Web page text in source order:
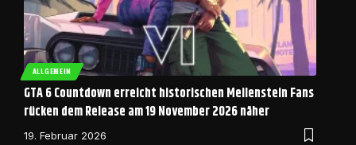
ALLGEMEIN
GTA 6 Countdown erreicht historischen Meilenstein Fans
rücken dem Release am 19 November 2026 näher
19. Februar 2026